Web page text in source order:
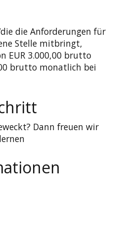
die Anforderungen für
Stelle mitbringt,
EUR 3.000,00 brutto
brutto monatlich bei
Dann freuen wir